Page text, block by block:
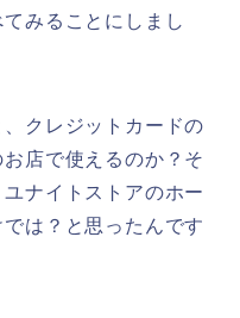
みることにしまし
クレジットカードの
店で使えるのか？そ
ナイトストアのホー
は？と思ったんです